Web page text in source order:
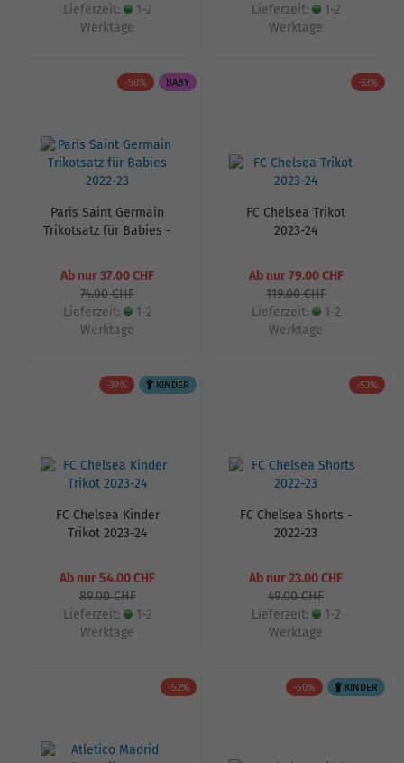
Lieferzeit:
1-2
Werktage
Lieferzeit:
1-2
Werktage
-50% BABY
Paris Saint Germain
Trikotsatz für Babies -
Ab nur 37.00 CHF
74.00 CHF
Lieferzeit:
1-2
Werktage
-33%
FC Chelsea Trikot
2023-24
Ab nur 79.00 CHF
119.00 CHF
Lieferzeit:
1-2
Werktage
-39% KINDER
FC Chelsea Kinder
Trikot 2023-24
Ab nur 54.00 CHF
89.00 CHF
Lieferzeit:
1-2
Werktage
-53%
FC Chelsea Shorts -
2022-23
Ab nur 23.00 CHF
49.00 CHF
Lieferzeit:
1-2
Werktage
-52% -50% KINDER